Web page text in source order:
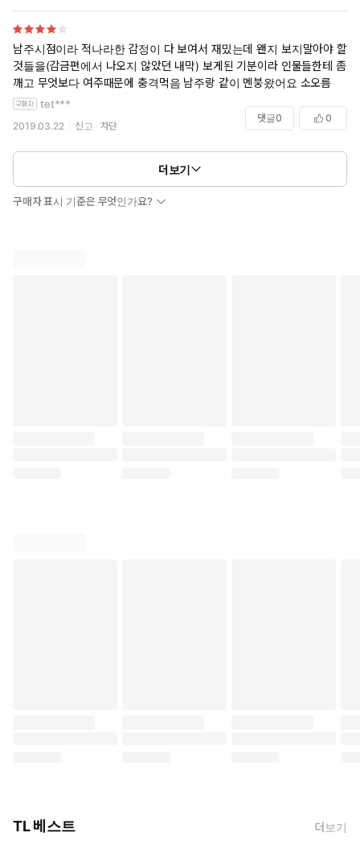
남주시점이라 적나라한 감정이 다 보여서 재밌는데 왠지 보지말아야 할
것들을(감금편에서 나오지 않았던 내막) 보게된 기분이라 인물들한테 좀
깨고 무엇보다 여주때문에 충격먹음 남주랑 같이 멘붕왔어요 소오름
tet***
2019.03.22 신고 차단
댓글0 0
더보기
구매자 표시 기준은 무엇인가요?
TL 베스트 더보기